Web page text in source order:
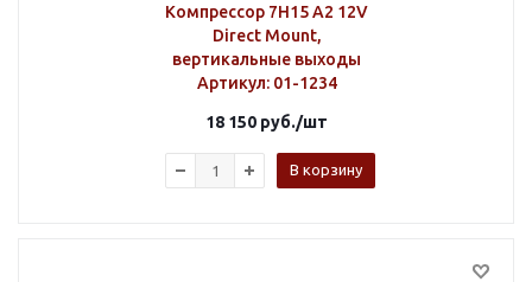
Компрессор 7H15 A2 12V
Direct Mount,
вертикальные выходы
Артикул: 01-1234
18 150 руб./шт
В корзину